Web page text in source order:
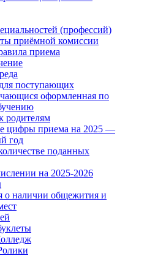
(профессий)
приёмной комиссии
приема
поступающих
оформленная по
родителям
цифры приема на 2025 —
год
поданных
на 2025-2026
о наличии общежития и